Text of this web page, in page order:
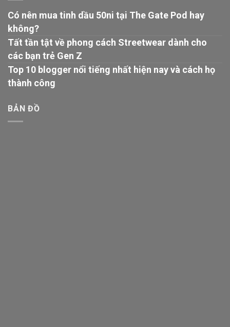
Có nên mua tinh dầu 50ni tại The Gate Pod hay
không?
Tất tần tật về phong cách Streetwear dành cho
các bạn trẻ Gen Z
Top 10 blogger nổi tiếng nhất hiện nay và cách họ
thành công
BẢN ĐỒ